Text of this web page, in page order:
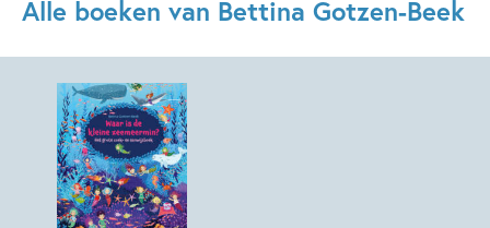
Alle boeken van Bettina Gotzen-Beek